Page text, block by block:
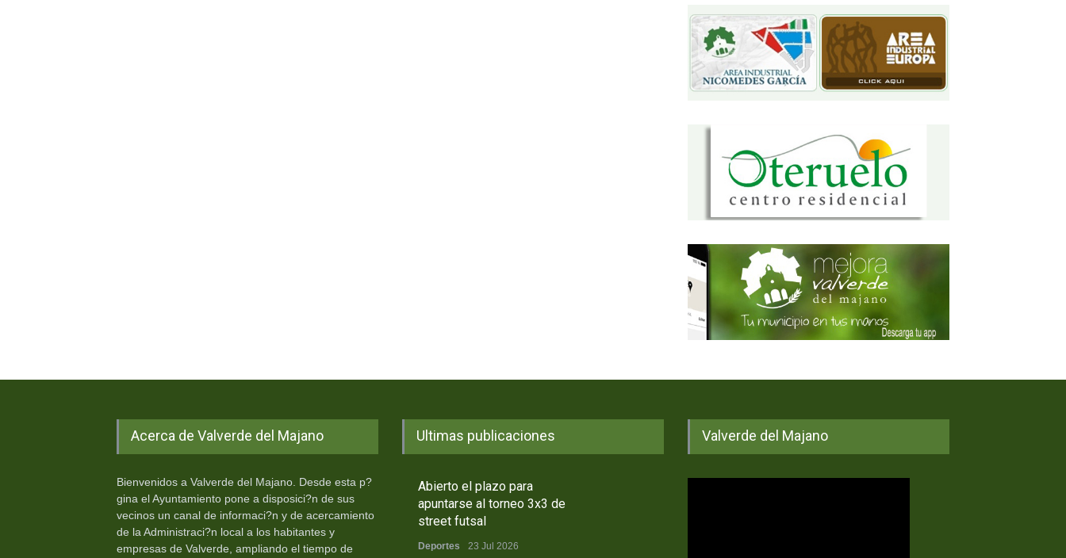
Acerca de Valverde del Majano
Bienvenidos a Valverde del Majano. Desde esta p?
gina el Ayuntamiento pone a disposici?n de sus
vecinos un canal de informaci?n y de acercamiento
de la Administraci?n local a los habitantes y
empresas de Valverde, ampliando el tiempo de
Ultimas publicaciones
Abierto el plazo para
apuntarse al torneo 3x3 de
street futsal
Deportes 23 Jul 2026
Valverde del Majano